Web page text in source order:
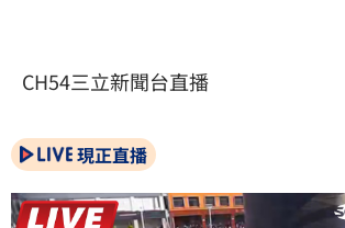
CH54三立新聞台直播
現正直播